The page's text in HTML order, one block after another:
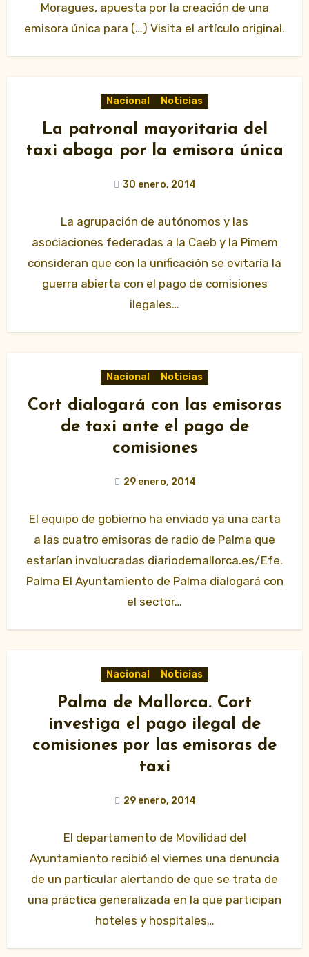
Moragues, apuesta por la creación de una
emisora única para (…) Visita el artículo original.
Nacional Noticias
La patronal mayoritaria del
taxi aboga por la emisora única
30 enero, 2014
La agrupación de autónomos y las
asociaciones federadas a la Caeb y la Pimem
consideran que con la unificación se evitaría la
guerra abierta con el pago de comisiones
ilegales…
Nacional Noticias
Cort dialogará con las emisoras
de taxi ante el pago de
comisiones
29 enero, 2014
El equipo de gobierno ha enviado ya una carta
a las cuatro emisoras de radio de Palma que
estarían involucradas diariodemallorca.es/Efe.
Palma El Ayuntamiento de Palma dialogará con
el sector…
Nacional Noticias
Palma de Mallorca. Cort
investiga el pago ilegal de
comisiones por las emisoras de
taxi
29 enero, 2014
El departamento de Movilidad del
Ayuntamiento recibió el viernes una denuncia
de un particular alertando de que se trata de
una práctica generalizada en la que participan
hoteles y hospitales…